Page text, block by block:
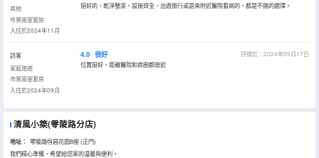
其他
市景兩室套房
入住於2024年11月
挺好的，乾淨整潔，設施齊全，出遊旅行或是來附近醫院看病的，都是不錯的選擇。
訪客
家庭旅遊
市景兩室套房
入住於2024年09月
4.0 很好
評價於：2024年09月17日
位置挺好，距離醫院和商圈都很近
清風小築(零陵路分店)
地址：
零陵路恒昌花園B座 (正門)
我們精心準備，希望給您家的温暖與便利。